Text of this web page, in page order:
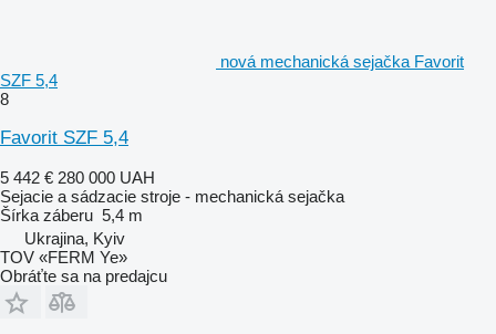
nová mechanická sejačka Favorit
SZF 5,4
8
Favorit SZF 5,4
5 442 € 280 000 UAH
Sejacie a sádzacie stroje - mechanická sejačka
Šírka záberu 5,4 m
Ukrajina, Kyiv
TOV «FERM Ye»
Obráťte sa na predajcu